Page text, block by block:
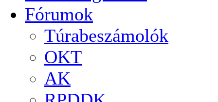
Fórumok
Túrabeszámolók
OKT
AK